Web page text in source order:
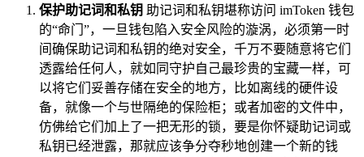
保护助记词和私钥 助记词和私钥堪称访问 imToken 钱包
的“命门”，一旦钱包陷入安全风险的漩涡，必须第一时
间确保助记词和私钥的绝对安全，千万不要随意将它们
透露给任何人，就如同守护自己最珍贵的宝藏一样，可
以将它们妥善存储在安全的地方，比如离线的硬件设
备，就像一个与世隔绝的保险柜；或者加密的文件中，
仿佛给它们加上了一把无形的锁，要是你怀疑助记词或
私钥已经泄露，那就应该争分夺秒地创建一个新的钱